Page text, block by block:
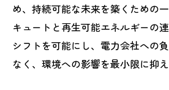
め、持続可能な未来を築くための
キュートと再生可能エネルギーの
シフトを可能にし、電力会社への
なく、環境への影響を最小限に抑